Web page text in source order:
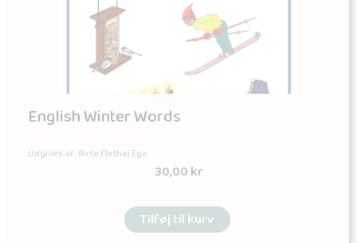
English Winter Words
Udgives af: Birte Flethøj Ege
30,00kr
Tilføj til kurv